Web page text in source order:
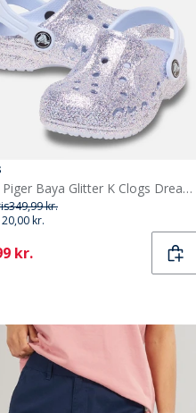
Crocs Piger Baya Glitter K Clogs Dreamscape
349,99 kr.
kr.
kr.